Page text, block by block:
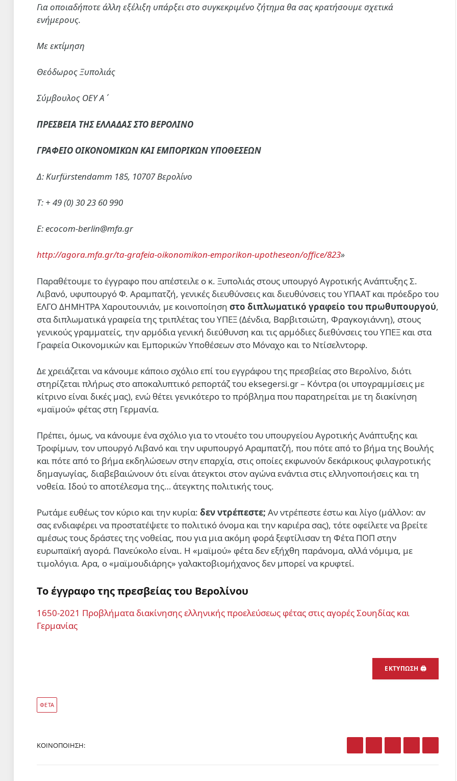
Για οποιαδήποτε άλλη εξέλιξη υπάρξει στο συγκεκριμένο ζήτημα θα σας κρατήσουμε σχετικά
ενήμερους.
Με εκτίμηση
Θεόδωρος Ξυπολιάς
Σύμβουλος ΟΕΥ Α΄
ΠΡΕΣΒΕΙΑ ΤΗΣ ΕΛΛΑΔΑΣ ΣΤΟ ΒΕΡΟΛΙΝΟ
ΓΡΑΦΕΙΟ ΟΙΚΟΝΟΜΙΚΩΝ ΚΑΙ ΕΜΠΟΡΙΚΩΝ ΥΠΟΘΕΣΕΩΝ
Δ: Kurfürstendamm 185, 10707 Βερολίνο
Τ: + 49 (0) 30 23 60 990
E: ecocom-berlin@mfa.gr
http://agora.mfa.gr/ta-grafeia-oikonomikon-emporikon-upotheseon/office/823»
Παραθέτουμε το έγγραφο που απέστειλε ο κ. Ξυπολιάς στους υπουργό Αγροτικής Ανάπτυξης Σ.
Λιβανό, υφυπουργό Φ. Αραμπατζή, γενικές διευθύνσεις και διευθύνσεις του ΥΠΑΑΤ και πρόεδρο του
ΕΛΓΟ ΔΗΜΗΤΡΑ Χαρουτουνιάν, με κοινοποίηση στο διπλωματικό γραφείο του πρωθυπουργού,
στα διπλωματικά γραφεία της τριπλέτας του ΥΠΕΞ (Δένδια, Βαρβιτσιώτη, Φραγκογιάννη), στους
γενικούς γραμματείς, την αρμόδια γενική διεύθυνση και τις αρμόδιες διεθύνσεις του ΥΠΕΞ και στα
Γραφεία Οικονομικών και Εμπορικών Υποθέσεων στο Μόναχο και το Ντίσελντορφ.
Δε χρειάζεται να κάνουμε κάποιο σχόλιο επί του εγγράφου της πρεσβείας στο Βερολίνο, διότι
στηρίζεται πλήρως στο αποκαλυπτικό ρεπορτάζ του eksegersi.gr – Kόντρα (οι υπογραμμίσεις με
κίτρινο είναι δικές μας), ενώ θέτει γενικότερο το πρόβλημα που παρατηρείται με τη διακίνηση
«μαϊμού» φέτας στη Γερμανία.
Πρέπει, όμως, να κάνουμε ένα σχόλιο για το ντουέτο του υπουργείου Αγροτικής Ανάπτυξης και
Τροφίμων, τον υπουργό Λιβανό και την υφυπουργό Αραμπατζή, που πότε από το βήμα της Βουλής
και πότε από το βήμα εκδηλώσεων στην επαρχία, στις οποίες εκφωνούν δεκάρικους φιλαγροτικής
δημαγωγίας, διαβεβαιώνουν ότι είναι άτεγκτοι στον αγώνα ενάντια στις ελληνοποιήσεις και τη
νοθεία. Ιδού το αποτέλεσμα της… άτεγκτης πολιτικής τους.
Ρωτάμε ευθέως τον κύριο και την κυρία: δεν ντρέπεστε; Αν ντρέπεστε έστω και λίγο (μάλλον: αν
σας ενδιαφέρει να προστατέψετε το πολιτικό όνομα και την καριέρα σας), τότε οφείλετε να βρείτε
αμέσως τους δράστες της νοθείας, που για μια ακόμη φορά ξεφτίλισαν τη Φέτα ΠΟΠ στην
ευρωπαϊκή αγορά. Πανεύκολο είναι. Η «μαϊμού» φέτα δεν εξήχθη παράνομα, αλλά νόμιμα, με
τιμολόγια. Αρα, ο «μαϊμουδιάρης» γαλακτοβιομήχανος δεν μπορεί να κρυφτεί.
Το έγγραφο της πρεσβείας του Βερολίνου
1650-2021 Προβλήματα διακίνησης ελληνικής προελεύσεως φέτας στις αγορές Σουηδίας και
Γερμανίας
ΕΚΤΎΠΩΣΗ 🖨
ΦΕΤΑ
ΚΟΙΝΟΠΟΊΗΣΗ:
Facebook
TwitterLinkedIn
Email